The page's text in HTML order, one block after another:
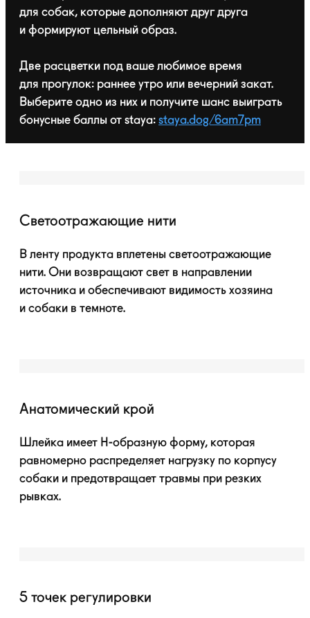
для собак, которые дополняют друг друга
и формируют цельный образ.
Две расцветки под ваше любимое время
для прогулок: раннее утро или вечерний закат.
Выберите одно из них и получите шанс выиграть
бонусные баллы от staya: staya.dog/6am7pm
Светоотражающие нити
В ленту продукта вплетены светоотражающие
нити. Они возвращают свет в направлении
источника и обеспечивают видимость хозяина
и собаки в темноте.
Анатомический крой
Шлейка имеет H-образную форму, которая
равномерно распределяет нагрузку по корпусу
собаки и предотвращает травмы при резких
рывках.
5 точек регулировки